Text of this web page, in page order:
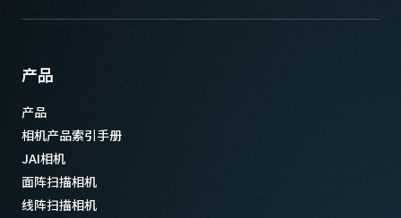
产品
产品
相机产品索引手册
JAI相机
面阵扫描相机
线阵扫描相机